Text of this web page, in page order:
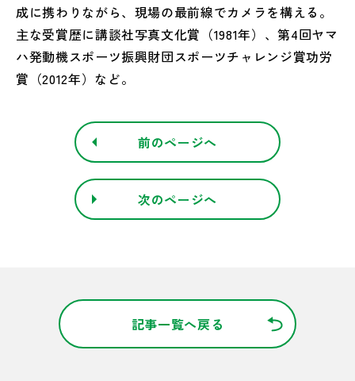
成に携わりながら、現場の最前線でカメラを構える。
主な受賞歴に講談社写真文化賞（1981年）、第4回ヤマ
ハ発動機スポーツ振興財団スポーツチャレンジ賞功労
賞（2012年）など。
前のページへ
次のページへ
記事一覧へ戻る